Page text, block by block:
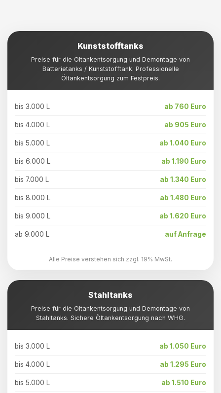
Kunststofftanks
Preise für die Öltankentsorgung und Demontage von
Batterietanks / Kunststofftank. Professionelle
Öltankentsorgung zum Festpreis.
bis 3.000 L ab 760 Euro
bis 4.000 L ab 905 Euro
bis 5.000 L ab 1.040 Euro
bis 6.000 L ab 1.190 Euro
bis 7.000 L ab 1.340 Euro
bis 8.000 L ab 1.480 Euro
bis 9.000 L ab 1.620 Euro
ab 9.000 L auf Anfrage
Alle Preise verstehen sich zzgl. 19% MwSt.
Stahltanks
Preise für die Öltankentsorgung und Demontage von
Stahltanks. Sichere Öltankentsorgung nach WHG.
bis 3.000 L ab 1.050 Euro
bis 4.000 L ab 1.295 Euro
bis 5.000 L ab 1.510 Euro